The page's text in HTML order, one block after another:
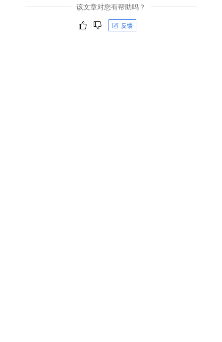
该文章对您有帮助吗？
反馈